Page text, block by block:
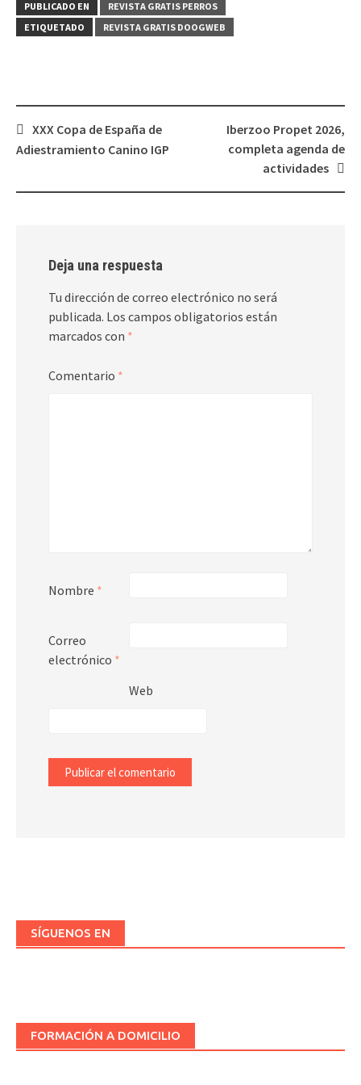
PUBLICADO EN
REVISTA GRATIS PERROS
ETIQUETADO
REVISTA GRATIS DOOGWEB
Navegación
de
XXX Copa de España de
Adiestramiento Canino IGP
Iberzoo Propet 2026,
completa agenda de
actividades
Deja una respuesta
Tu dirección de correo electrónico no será
publicada. Los campos obligatorios están
marcados con *
Comentario *
Nombre *
Correo
electrónico *
Web
SÍGUENOS EN
FORMACIÓN A DOMICILIO